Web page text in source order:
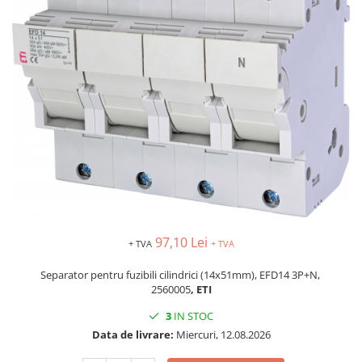
Busbar si pieptene sigurante
AFDD - Sigurante & dispozitive de
detectare
Protectii diferentiale
Protectii diferentiale RCCB
Diferential RCCB tip A
Protectii diferentiale RCBO
Diferential RCBO curba B tip A
Diferential RCBO curba B tip AC
Aparataj modular divers
+ TVA 97,10 Lei + TVA
Separator pentru fuzibili cilindrici (14x51mm), EFD14 3P+N,
2560005, ETI
3 IN STOC
Data de livrare: Miercuri, 12.08.2026